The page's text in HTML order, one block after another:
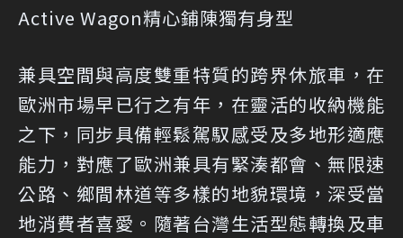
Active Wagon精心鋪陳獨有身型
兼具空間與高度雙重特質的跨界休旅車，在
歐洲市場早已行之有年，在靈活的收納機能
之下，同步具備輕鬆駕馭感受及多地形適應
能力，對應了歐洲兼具有緊湊都會、無限速
公路、鄉間林道等多樣的地貌環境，深受當
地消費者喜愛。隨著台灣生活型態轉換及車